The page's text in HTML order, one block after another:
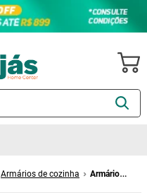
Armários de cozinha
Armário